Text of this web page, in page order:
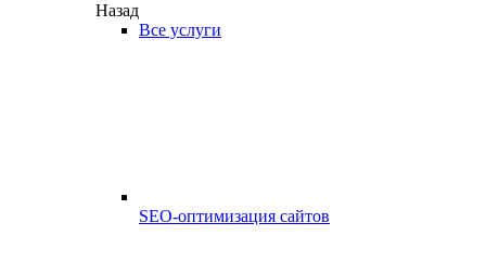
Назад
Все услуги
SEO-оптимизация сайтов